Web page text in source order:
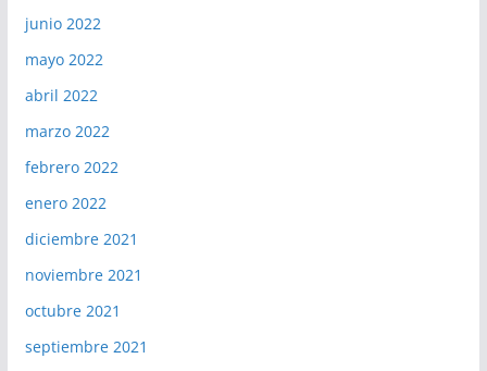
junio 2022
mayo 2022
abril 2022
marzo 2022
febrero 2022
enero 2022
diciembre 2021
noviembre 2021
octubre 2021
septiembre 2021